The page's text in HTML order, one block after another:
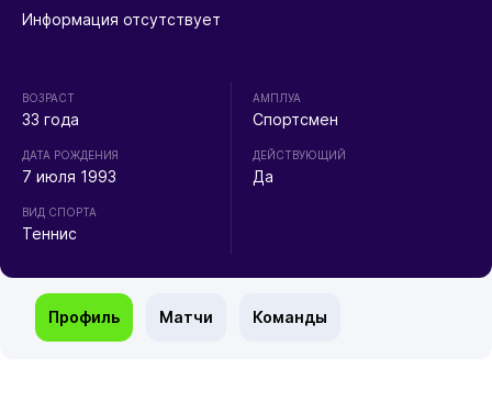
Информация отсутствует
ВОЗРАСТ
33 года
ДАТА РОЖДЕНИЯ
7 июля 1993
ВИД СПОРТА
Теннис
АМПЛУА
Спортсмен
ДЕЙСТВУЮЩИЙ
Да
Профиль Матчи Команды